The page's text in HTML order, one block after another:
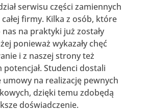
serwisu części zamiennych
firmy. Kilka z osób, które
nas na praktyki już zostały
ponieważ wykazały chęć
i z naszej strony też
potencjał. Studenci dostali
na realizację pewnych
dzięki temu zdobędą
doświadczenie.